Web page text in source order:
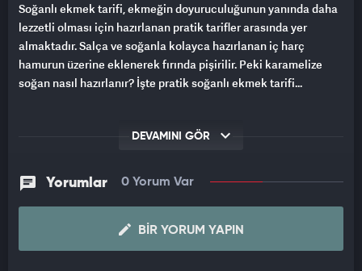
Soğanlı ekmek tarifi, ekmeğin doyuruculuğunun yanında daha
lezzetli olması için hazırlanan pratik tarifler arasında yer
almaktadır. Salça ve soğanla kolayca hazırlanan iç harç
hamurun üzerine eklenerek fırında pişirilir. Peki karamelize
soğan nasıl hazırlanır? İşte pratik soğanlı ekmek tarifi...
DEVAMINI GÖR
Yorumlar 0 Yorum Var
BIR YORUM YAPIN